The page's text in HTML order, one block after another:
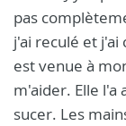
pas
j'ai reculé et j'ai
est venue à
m'aider. Elle l'a
sucer. Les